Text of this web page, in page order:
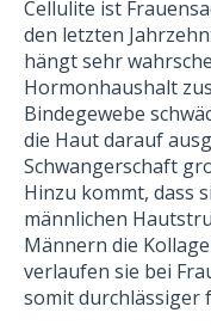
Cellulite ist
den letzten
hängt sehr
Hormonhaushalt
Bindegewebe
die Haut darauf
Schwangerschaft
Hinzu kommt, dass
männlichen
Männern die
verlaufen sie bei
somit durchlässiger